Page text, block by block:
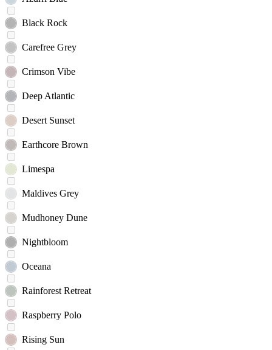
Black Rock
Carefree Grey
Crimson Vibe
Deep Atlantic
Desert Sunset
Earthcore Brown
Limespa
Maldives Grey
Mudhoney Dune
Nightbloom
Oceana
Rainforest Retreat
Raspberry Polo
Rising Sun